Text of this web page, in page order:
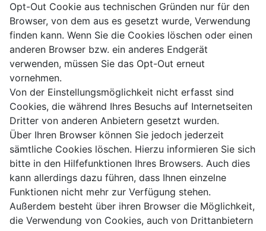
Opt-Out Cookie aus technischen Gründen nur für den
Browser, von dem aus es gesetzt wurde, Verwendung
finden kann. Wenn Sie die Cookies löschen oder einen
anderen Browser bzw. ein anderes Endgerät
verwenden, müssen Sie das Opt-Out erneut
vornehmen.
Von der Einstellungsmöglichkeit nicht erfasst sind
Cookies, die während Ihres Besuchs auf Internetseiten
Dritter von anderen Anbietern gesetzt wurden.
Über Ihren Browser können Sie jedoch jederzeit
sämtliche Cookies löschen. Hierzu informieren Sie sich
bitte in den Hilfefunktionen Ihres Browsers. Auch dies
kann allerdings dazu führen, dass Ihnen einzelne
Funktionen nicht mehr zur Verfügung stehen.
Außerdem besteht über ihren Browser die Möglichkeit,
die Verwendung von Cookies, auch von Drittanbietern